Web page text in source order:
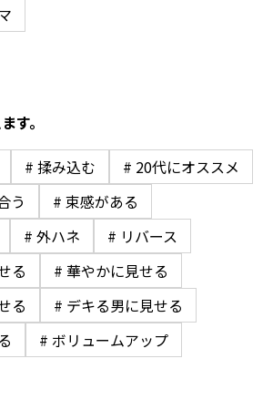
す。
# 揉み込む
# 20代にオススメ
う
# 束感がある
# 外ハネ
# リバース
る
# 華やかに見せる
る
# デキる男に見せる
# ボリュームアップ